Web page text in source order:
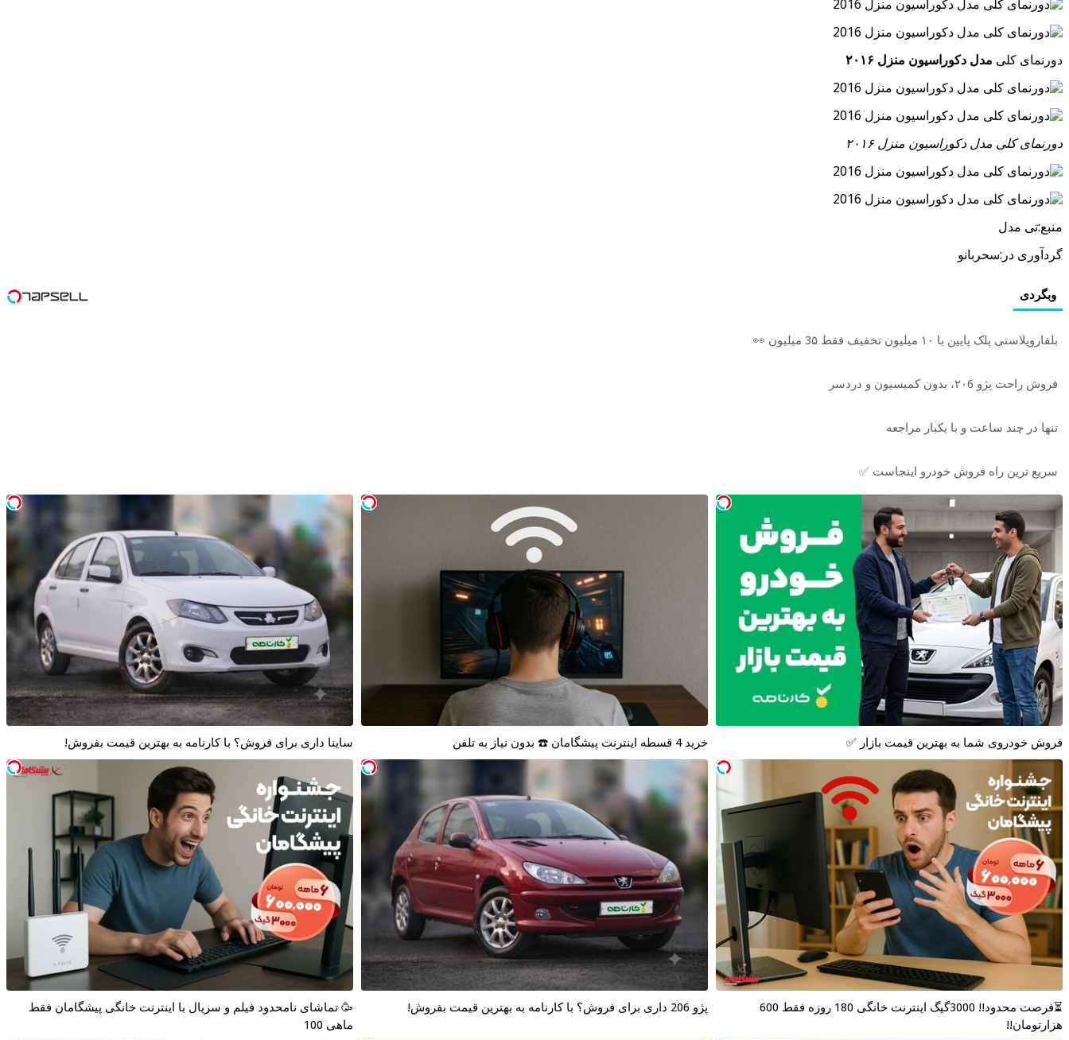
دورنمای کلی مدل دکوراسیون منزل ۲۰۱۶
دورنمای کلی مدل دکوراسیون منزل ۲۰۱۶
منبع:تی مدل
گردآوری در:سحربانو
وبگردی
بلفاروپلاستی پلک پایین با ۱۰ میلیون تخفیف فقط 3۵ میلیون 👀
فروش راحت پژو ۲۰6، بدون کمیسیون و دردسر
تنها در چند ساعت و با یکبار مراجعه
سریع ترین راه فروش خودرو اینجاست ✅
فروش خودروی شما به بهترین قیمت بازار ✅ خرید 4 قسطه اینترنت پیشگامان ☎️ بدون نیاز به تلفن ساینا داری برای فروش؟ با کارنامه به بهترین قیمت بفروش!
⏳فرصت محدود!! 3000گیگ اینترنت خانگی 180 روزه فقط 600
هزارتومان!!
پژو 206 داری برای فروش؟ با کارنامه به بهترین قیمت بفروش!
🥳 تماشای نامحدود فیلم و سریال با اینترنت خانگی پیشگامان فقط
ماهی 100